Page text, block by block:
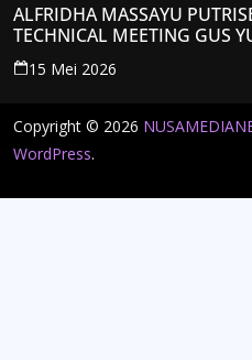
ALFRIDHA MASSAYU
TECHNICAL MEETING GUS
KANTONGI NOMOR PESERTA
15 Mei 2026
Copyright © 2026
WordPress.